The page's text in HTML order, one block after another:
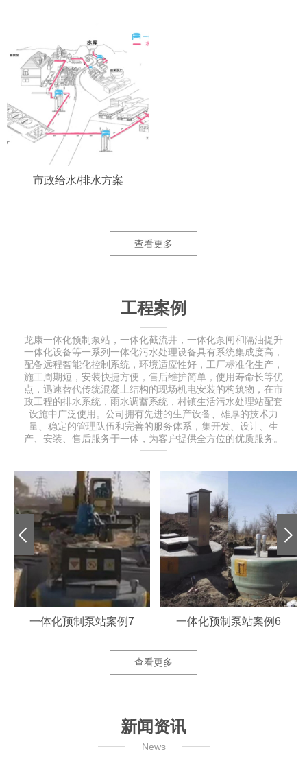
市政给水/排水方案
查看更多
工程案例
龙康一体化预制泵站，一体化截流井，一体化泵闸和隔油提升
一体化设备等一系列一体化污水处理设备具有系统集成度高，
配备远程智能化控制系统，环境适应性好，工厂标准化生产，
施工周期短，安装快捷方便，售后维护简单，使用寿命长等优
点，迅速替代传统混凝土结构的现场机电安装的构筑物，在市
政工程的排水系统，雨水调蓄系统，村镇生活污水处理站配套
设施中广泛使用。公司拥有先进的生产设备、雄厚的技术力
量、稳定的管理队伍和完善的服务体系，集开发、设计、生
产、安装、售后服务于一体，为客户提供全方位的优质服务。
一体化预制泵站案例7 一体化预制泵站案例6
查看更多
新闻资讯
News